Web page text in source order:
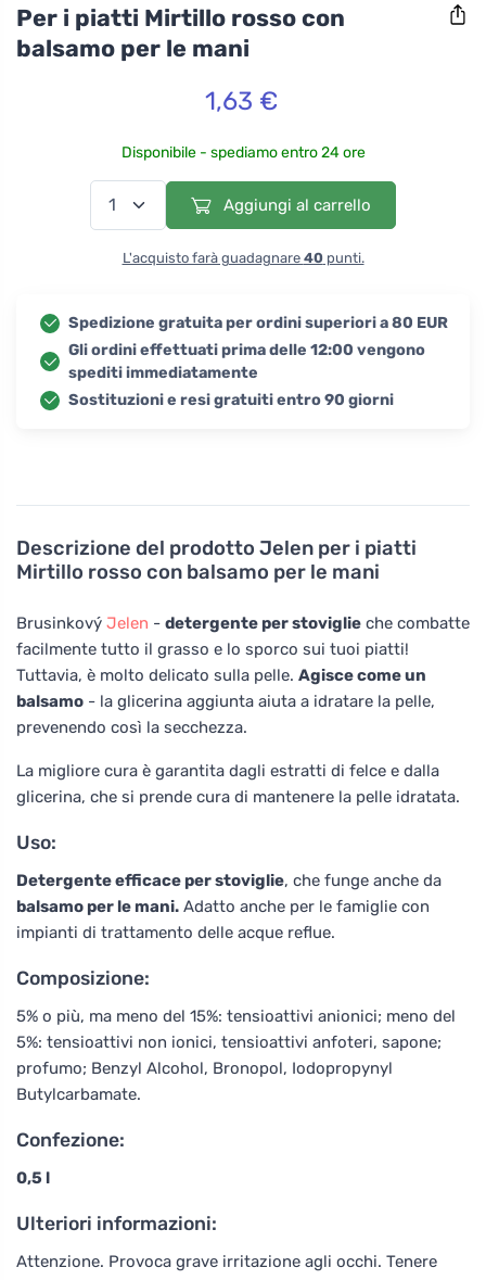
Descrizione del prodotto Jelen per i piatti
Mirtillo rosso con balsamo per le mani
Brusinkový Jelen - detergente per stoviglie che combatte
facilmente tutto il grasso e lo sporco sui tuoi piatti!
Tuttavia, è molto delicato sulla pelle. Agisce come un
balsamo - la glicerina aggiunta aiuta a idratare la pelle,
prevenendo così la secchezza.
La migliore cura è garantita dagli estratti di felce e dalla
glicerina, che si prende cura di mantenere la pelle idratata.
Uso:
Detergente efficace per stoviglie, che funge anche da
balsamo per le mani. Adatto anche per le famiglie con
impianti di trattamento delle acque reflue.
Composizione:
5% o più, ma meno del 15%: tensioattivi anionici; meno del
5%: tensioattivi non ionici, tensioattivi anfoteri, sapone;
profumo; Benzyl Alcohol, Bronopol, Iodopropynyl
Butylcarbamate.
Confezione:
0,5 l
Ulteriori informazioni:
Attenzione. Provoca grave irritazione agli occhi. Tenere
Per i piatti Mirtillo rosso con
balsamo per le mani
1,63 €
Disponibile - spediamo entro 24 ore
Aggiungi al carrello
L'acquisto farà guadagnare 40punti.
Spedizione gratuita per ordini superiori a 80 EUR
Gli ordini effettuati prima delle 12:00 vengono
spediti immediatamente
Sostituzioni e resi gratuiti entro 90 giorni